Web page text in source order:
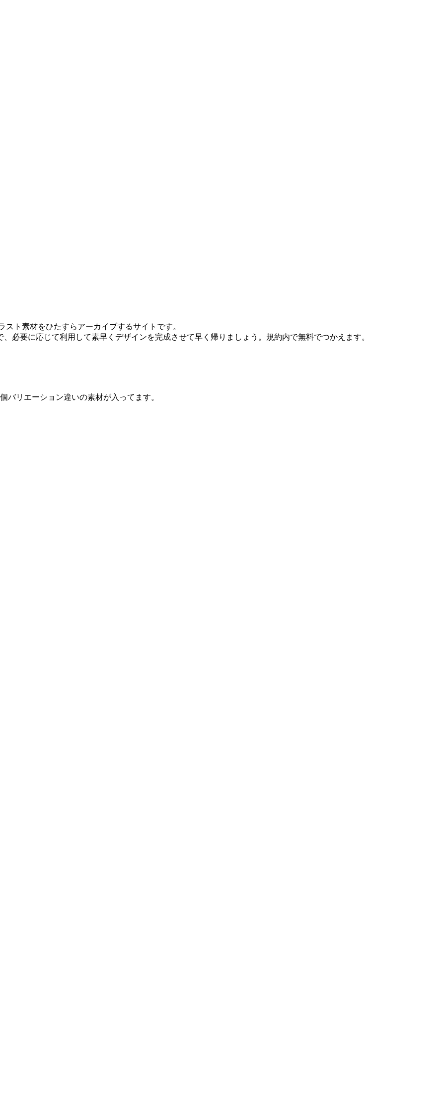
スト素材をひたすらアーカイブするサイトです。
必要に応じて利用して素早くデザインを完成させて早く帰りましょう。規約内で無料でつかえます。
バリエーション違いの素材が入ってます。